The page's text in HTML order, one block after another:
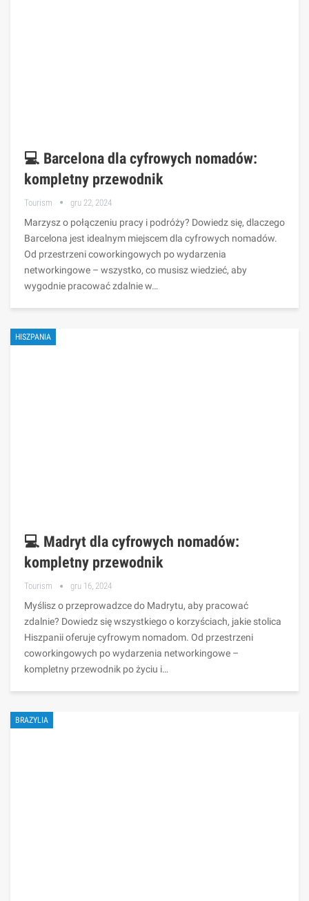
💻 Barcelona dla cyfrowych nomadów:
kompletny przewodnik
Tourism gru 22, 2024
Marzysz o połączeniu pracy i podróży? Dowiedz się, dlaczego
Barcelona jest idealnym miejscem dla cyfrowych nomadów.
Od przestrzeni coworkingowych po wydarzenia
networkingowe – wszystko, co musisz wiedzieć, aby
wygodnie pracować zdalnie w…
HISZPANIA
💻 Madryt dla cyfrowych nomadów:
kompletny przewodnik
Tourism gru 16, 2024
Myślisz o przeprowadzce do Madrytu, aby pracować
zdalnie? Dowiedz się wszystkiego o korzyściach, jakie stolica
Hiszpanii oferuje cyfrowym nomadom. Od przestrzeni
coworkingowych po wydarzenia networkingowe –
kompletny przewodnik po życiu i…
BRAZYLIA